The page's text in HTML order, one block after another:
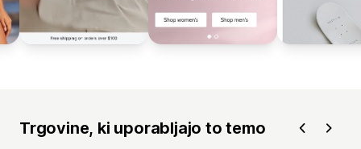
Trgovine, ki uporabljajo to temo